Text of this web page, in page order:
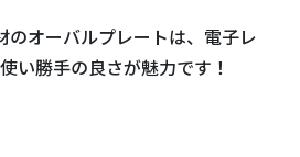
のオーバルプレートは、電子レ
い勝手の良さが魅力です！